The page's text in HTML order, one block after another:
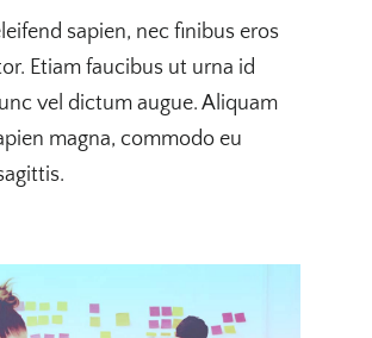
sapien, nec finibus eros
Etiam faucibus ut urna id
vel dictum augue. Aliquam
magna, commodo eu